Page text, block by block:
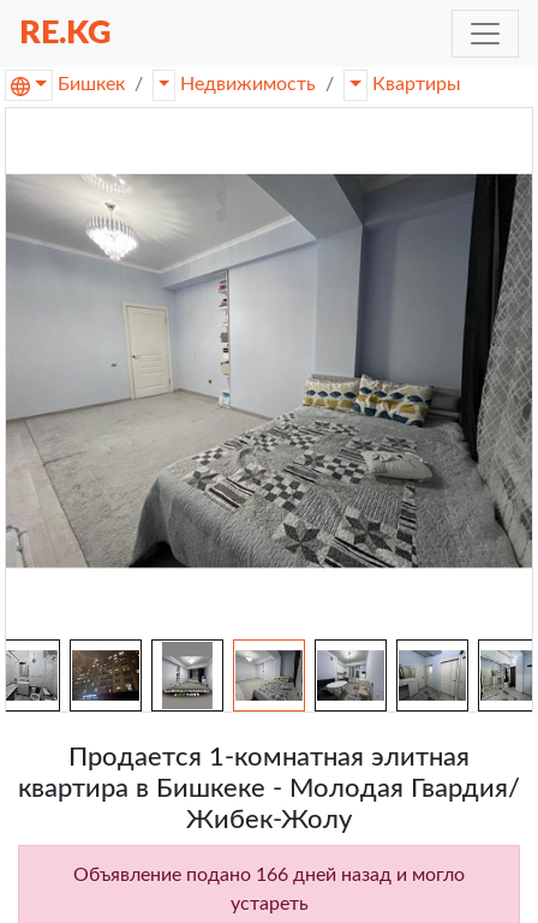
RE.KG
Бишкек Недвижимость Квартиры
Продается 1-комнатная элитная
квартира в Бишкеке - Молодая Гвардия/
Жибек-Жолу
Объявление подано 166 дней назад и могло
устареть